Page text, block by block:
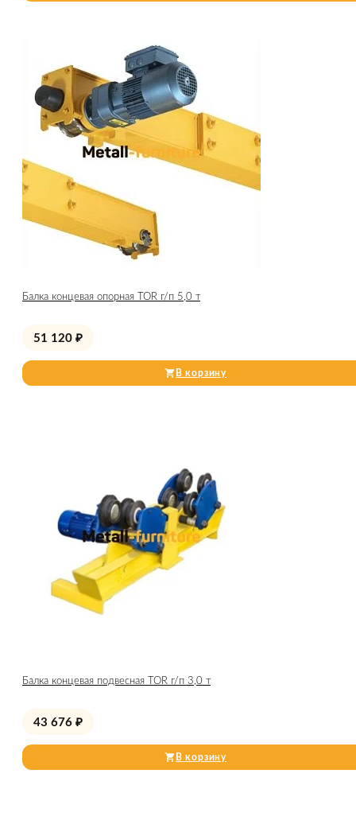
Балка концевая опорная TOR г/п 5,0 т
51 120 ₽
В корзину
Балка концевая подвесная TOR г/п 3,0 т
43 676 ₽
В корзину